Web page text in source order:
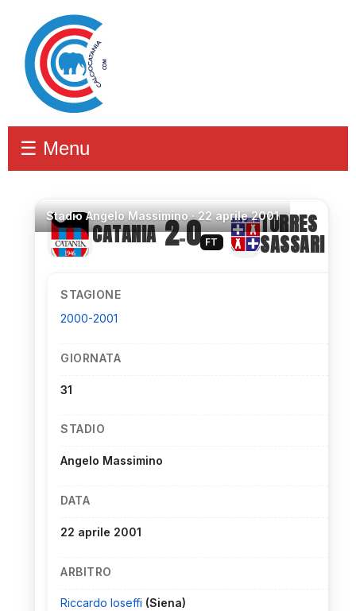
☰ Menu
StadioAngelo Massimino ·22 aprile 2001
CATANIA 2–0 FT
TORRES
SASSARI
STAGIONE
2000-2001
GIORNATA
31
STADIO
Angelo Massimino
DATA
22 aprile 2001
ARBITRO
Riccardo Ioseffi (Siena)